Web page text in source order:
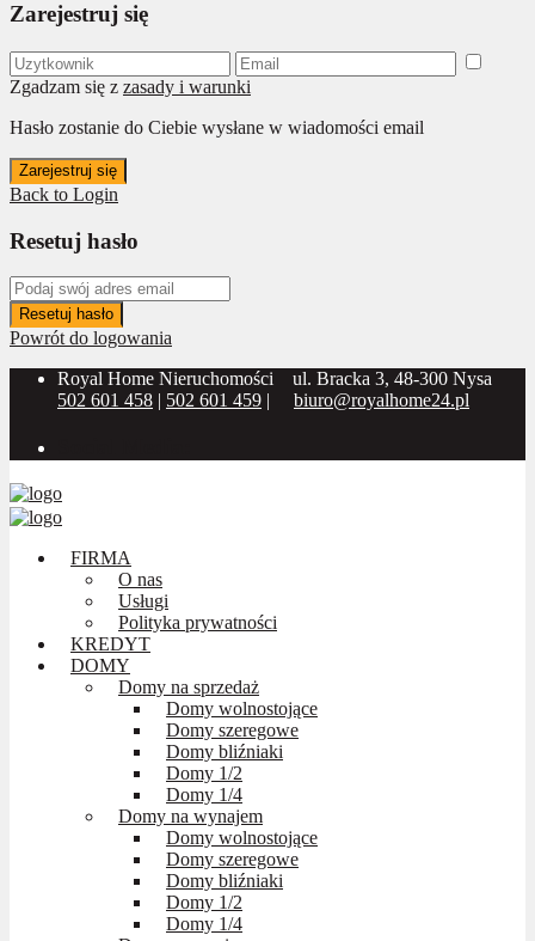
Zarejestruj się
Zgadzam się z zasady i warunki
Hasło zostanie do Ciebie wysłane w wiadomości email
Zarejestruj się
Back to Login
Resetuj hasło
Resetuj hasło
Powrót do logowania
Royal Home Nieruchomości
ul. Bracka 3, 48-300 Nysa
502 601 458 | 502 601 459 | biuro@royalhome24.pl
FIRMA
O nas
Usługi
Polityka prywatności
KREDYT
DOMY
Domy na sprzedaż
Domy wolnostojące
Domy szeregowe
Domy bliźniaki
Domy 1/2
Domy 1/4
Domy na wynajem
Domy wolnostojące
Domy szeregowe
Domy bliźniaki
Domy 1/2
Domy 1/4